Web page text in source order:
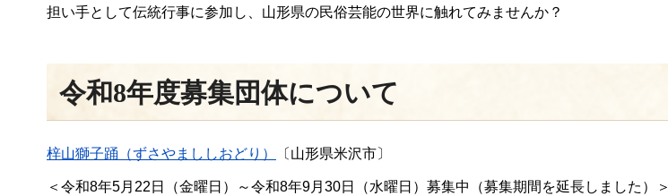
担い手として伝統行事に参加し、山形県の民俗芸能の世界に触れてみませんか？
令和8年度募集団体について
梓山獅子踊（ずさやまししおどり） 〔山形県米沢市〕
＜令和8年5月22日（金曜日）～令和8年9月30日（水曜日）募集中（募集期間を延長しました）＞